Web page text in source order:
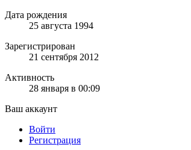
Дата рождения
25 августа 1994
Зарегистрирован
21 сентября 2012
Активность
28 января в 00:09
Ваш аккаунт
Войти
Регистрация